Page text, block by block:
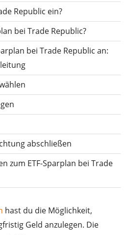
Republic ein?
bei Trade Republic?
bei Trade Republic an:
abschließen
zum ETF-Sparplan bei Trade
hast du die Möglichkeit,
Geld anzulegen. Die